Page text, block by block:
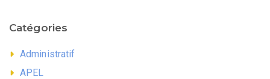
Catégories
Administratif
APEL